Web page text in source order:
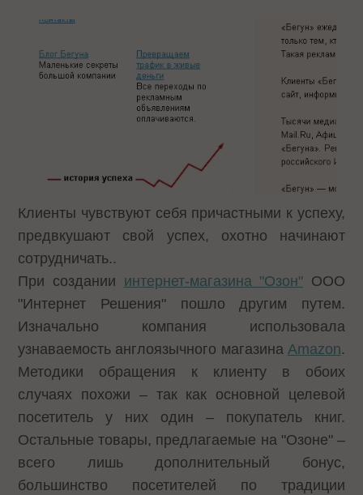
Клиенты чувствуют себя причастными к успеху,
предвкушают свой успех, охотно начинают
сотрудничать..
При создании интернет-магазина "Озон" ООО
"Интернет Решения" пошло другим путем.
Изначально компания использовала
узнаваемость англоязычного магазина Amazon.
Методики обращения к клиенту в обоих
случаях похожи – так как основной целевой
посетитель у них один – покупатель книг.
Остальные товары, предлагаемые на "Озоне" –
всего лишь дополнительный бонус,
большинство посетителей по традиции